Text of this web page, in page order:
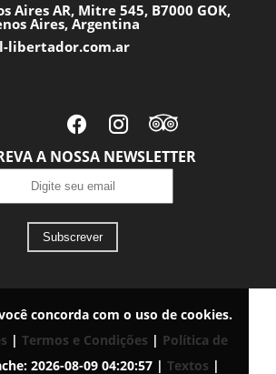
Aires AR, Mitre 545, B7000 GOK,
Aires, Argentina
libertador.com.ar
A NOSSA NEWSLETTER
Subscrever
concorda com o uso de cookies.
| Termos e Condições | Política de
2026-08-09 04:20:57 | Textos |